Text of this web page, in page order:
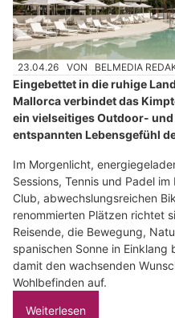
23.04.26 VON BELMEDIA
Eingebettet in die ruhige
Mallorca verbindet das
ein vielseitiges Outdoor-
entspannten Lebensgefühl
Im Morgenlicht,
Sessions, Tennis und Padel
Club, abwechslungsreichen
renommierten Plätzen richtet
Reisende, die Bewegung,
spanischen Sonne in
damit den wachsenden
Wohlbefinden auf.
Weiterlesen